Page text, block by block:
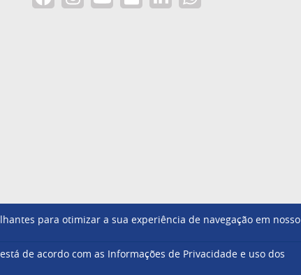
Footer
para otimizar a sua experiência de navegação em nosso
de acordo com as Informações de Privacidade e uso dos